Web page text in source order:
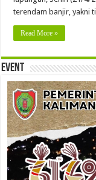
terendam banjir, yakni
Read More »
Event